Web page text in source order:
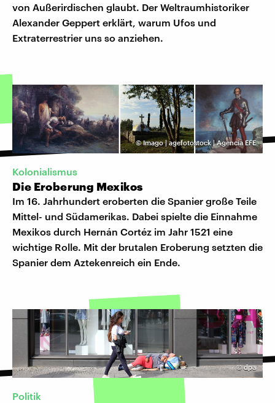
von Außerirdischen glaubt. Der Weltraumhistoriker
Alexander Geppert erklärt, warum Ufos und
Extraterrestrier uns so anziehen.
©Imago | agefotostock | Agencia EFE
Kolonialismus
Die Eroberung Mexikos
Im 16. Jahrhundert eroberten die Spanier große Teile
Mittel- und Südamerikas. Dabei spielte die Einnahme
Mexikos durch Hernán Cortéz im Jahr 1521 eine
wichtige Rolle. Mit der brutalen Eroberung setzten die
Spanier dem Aztekenreich ein Ende.
©dpa
Politik